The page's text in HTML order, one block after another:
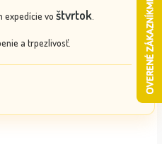
expedície vo štvrtok.
a trpezlivosť.